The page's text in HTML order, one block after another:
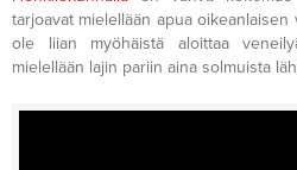
tarjoavat mielellään apua
ole liian myöhäistä aloittaa
mielellään lajin pariin aina solmuista